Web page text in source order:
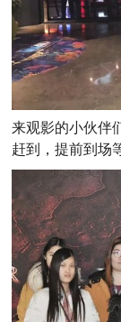
来观影的小伙伴
赶到，提前到场